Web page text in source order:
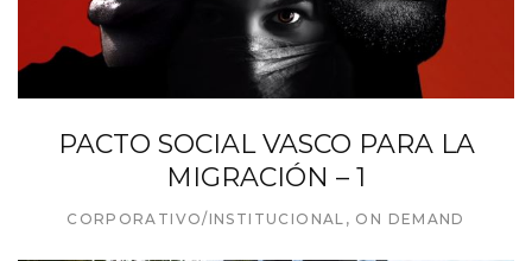
PACTO SOCIAL VASCO PARA LA
MIGRACIÓN – 1
CORPORATIVO/INSTITUCIONAL , ON DEMAND